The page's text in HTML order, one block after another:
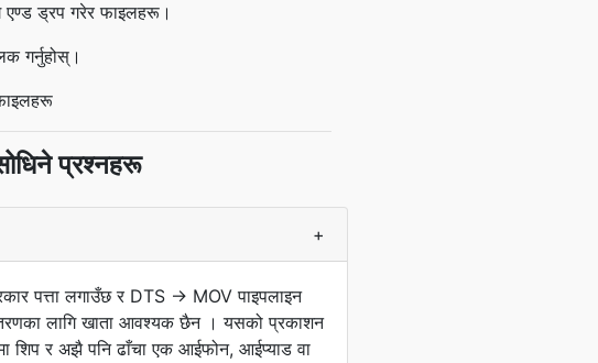
एण्ड ड्रप गरेर फाइलहरू।
गर्नुहोस्।
प्रश्नहरू
+
पत्ता लगाउँछ र DTS → MOV पाइपलाइन
लागि खाता आवश्यक छैन । यसको प्रकाशन
शिप र अझै पनि ढाँचा एक आईफोन, आईप्याड वा